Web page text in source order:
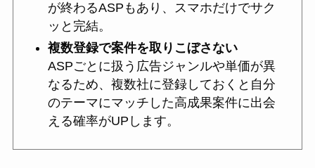
が終わるASPもあり、スマホだけでサク
ッと完結。
複数登録で案件を取りこぼさない
ASPごとに扱う広告ジャンルや単価が異
なるため、複数社に登録しておくと自分
のテーマにマッチした高成果案件に出会
える確率がUPします。